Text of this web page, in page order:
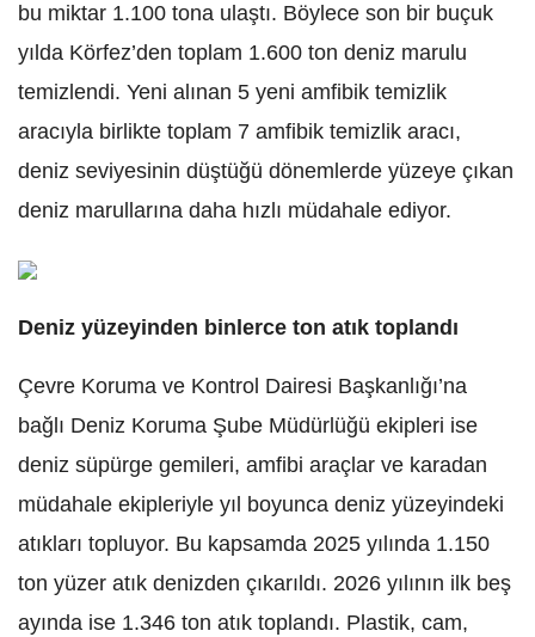
bu miktar 1.100 tona ulaştı. Böylece son bir buçuk
yılda Körfez’den toplam 1.600 ton deniz marulu
temizlendi. Yeni alınan 5 yeni amfibik temizlik
aracıyla birlikte toplam 7 amfibik temizlik aracı,
deniz seviyesinin düştüğü dönemlerde yüzeye çıkan
deniz marullarına daha hızlı müdahale ediyor.
Deniz yüzeyinden binlerce ton atık toplandı
Çevre Koruma ve Kontrol Dairesi Başkanlığı’na
bağlı Deniz Koruma Şube Müdürlüğü ekipleri ise
deniz süpürge gemileri, amfibi araçlar ve karadan
müdahale ekipleriyle yıl boyunca deniz yüzeyindeki
atıkları topluyor. Bu kapsamda 2025 yılında 1.150
ton yüzer atık denizden çıkarıldı. 2026 yılının ilk beş
ayında ise 1.346 ton atık toplandı. Plastik, cam,